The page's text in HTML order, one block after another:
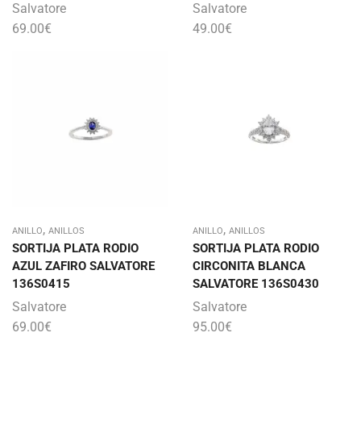
Salvatore
69.00€
Salvatore
49.00€
ANILLO, ANILLOS
SORTIJA PLATA RODIO
AZUL ZAFIRO SALVATORE
136S0415
Salvatore
69.00€
ANILLO, ANILLOS
SORTIJA PLATA RODIO
CIRCONITA BLANCA
SALVATORE 136S0430
Salvatore
95.00€